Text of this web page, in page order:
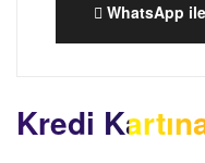
WhatsApp
Kredi